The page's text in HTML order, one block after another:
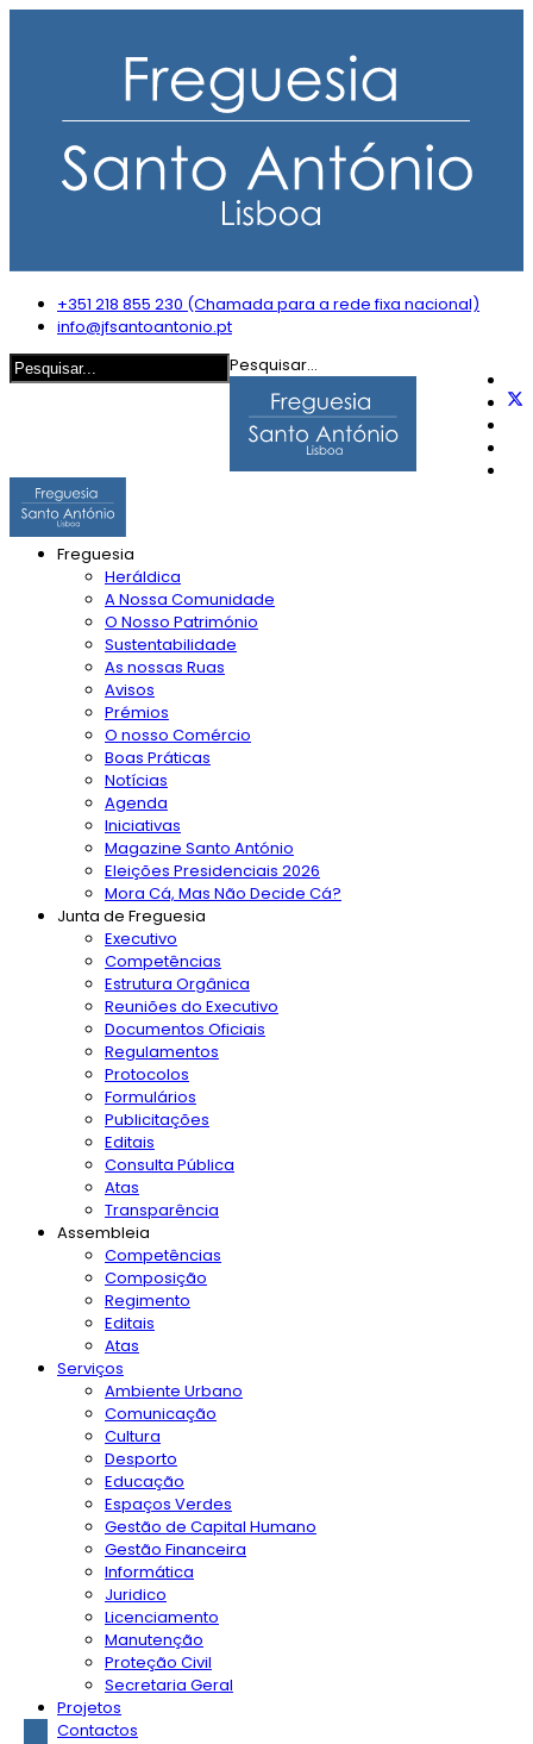
+351 218 855 230 (Chamada para a rede fixa nacional)
info@jfsantoantonio.pt
Pesquisar...
Freguesia
Heráldica
A Nossa Comunidade
O Nosso Património
Sustentabilidade
As nossas Ruas
Avisos
Prémios
O nosso Comércio
Boas Práticas
Notícias
Agenda
Iniciativas
Magazine Santo António
Eleições Presidenciais 2026
Mora Cá, Mas Não Decide Cá?
Junta de Freguesia
Executivo
Competências
Estrutura Orgânica
Reuniões do Executivo
Documentos Oficiais
Regulamentos
Protocolos
Formulários
Publicitações
Editais
Consulta Pública
Atas
Transparência
Assembleia
Competências
Composição
Regimento
Editais
Atas
Serviços
Ambiente Urbano
Comunicação
Cultura
Desporto
Educação
Espaços Verdes
Gestão de Capital Humano
Gestão Financeira
Informática
Juridico
Licenciamento
Manutenção
Proteção Civil
Secretaria Geral
Projetos
Contactos